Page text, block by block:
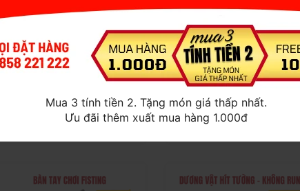
PLUG RUNG - KẾT NỐI
ĐIỆN THOẠI QUA APP -
550.000đ -9%
MUA SẢN PHẨM
TRỨNG RUNG THIÊN
NGA - KẾT NỐI ĐIỆN
TẶNG GEL
449.000đ 550.000đ
MUA SẢN PHẨM
Mua 3 tính tiền 2. Tặng món giá thấp nhất.
Ưu đãi thêm xuất mua hàng 1.000đ